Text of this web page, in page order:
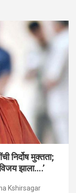
निर्दोष मुक्तता;
विजय झाला….’
Kshirsagar